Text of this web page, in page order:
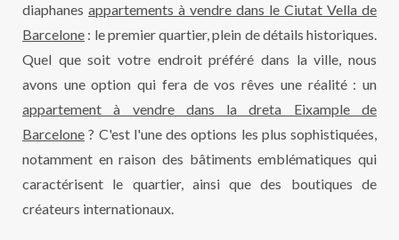
diaphanes appartements à vendre dans le Ciutat Vella de
Barcelone : le premier quartier, plein de détails historiques.
Quel que soit votre endroit préféré dans la ville, nous
avons une option qui fera de vos rêves une réalité : un
appartement à vendre dans la dreta Eixample de
Barcelone ? C'est l'une des options les plus sophistiquées,
notamment en raison des bâtiments emblématiques qui
caractérisent le quartier, ainsi que des boutiques de
créateurs internationaux.